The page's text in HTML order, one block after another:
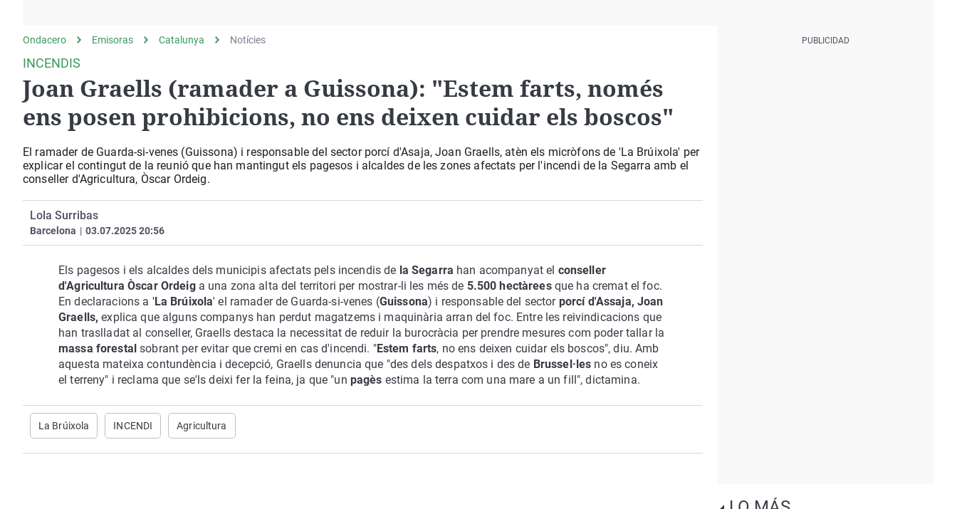
Operación Viuda
Negra
Navarra
Ondacero Emisoras Catalunya Notícies
INCENDIS
Joan Graells (ramader a Guissona): "Estem farts, només
ens posen prohibicions, no ens deixen cuidar els boscos"
El ramader de Guarda-si-venes (Guissona) i responsable del sector porcí d'Asaja, Joan Graells, atèn els micròfons de 'La Brúixola' per
explicar el contingut de la reunió que han mantingut els pagesos i alcaldes de les zones afectats per l'incendi de la Segarra amb el
conseller d'Agricultura, Òscar Ordeig.
Lola Surribas
Barcelona | 03.07.2025 20:56
Els pagesos i els alcaldes dels municipis afectats pels incendis de la Segarra han acompanyat el conseller
d'Agricultura Òscar Ordeig a una zona alta del territori per mostrar-li les més de 5.500 hectàreesque ha cremat el foc.
En declaracions a 'La Brúixola' el ramader de Guarda-si-venes (Guissona) i responsable del sector porcí d'Assaja, Joan
Graells, explica que alguns companys han perdut magatzems i maquinària arran del foc. Entre les reivindicacions que
han traslladat al conseller, Graells destaca la necessitat de reduir la burocràcia per prendre mesures com poder tallar la
massa forestalsobrant per evitar que cremi en cas d'incendi. "Estem farts, no ens deixen cuidar els boscos", diu. Amb
aquesta mateixa contundència i decepció, Graells denuncia que "des dels despatxos i des de Brussel·les no es coneix
el terreny" i reclama que se'ls deixi fer la feina, ja que "un pagès estima la terra com una mare a un fill", dictamina.
La Brúixola INCENDI Agricultura